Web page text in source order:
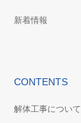
新着情報
CONTENTS
解体工事について